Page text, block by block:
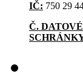
IČ: 750 29
Č. DATOVÉ